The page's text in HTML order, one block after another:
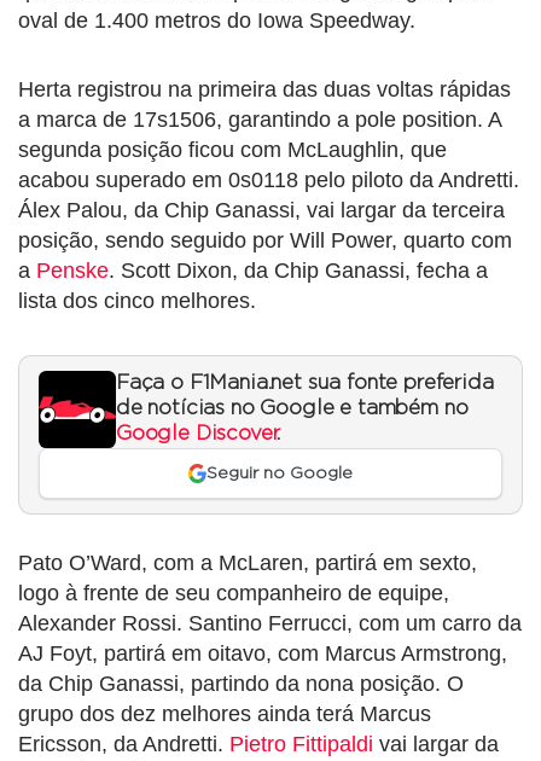
oval de 1.400 metros do Iowa Speedway.
Herta registrou na primeira das duas voltas rápidas
a marca de 17s1506, garantindo a pole position. A
segunda posição ficou com McLaughlin, que
acabou superado em 0s0118 pelo piloto da Andretti.
Álex Palou, da Chip Ganassi, vai largar da terceira
posição, sendo seguido por Will Power, quarto com
a Penske. Scott Dixon, da Chip Ganassi, fecha a
lista dos cinco melhores.
Faça o F1Mania.net sua fonte preferida
de notícias no Google e também no
Google Discover.
Seguir no Google
Pato O’Ward, com a McLaren, partirá em sexto,
logo à frente de seu companheiro de equipe,
Alexander Rossi. Santino Ferrucci, com um carro da
AJ Foyt, partirá em oitavo, com Marcus Armstrong,
da Chip Ganassi, partindo da nona posição. O
grupo dos dez melhores ainda terá Marcus
Ericsson, da Andretti. Pietro Fittipaldi vai largar da